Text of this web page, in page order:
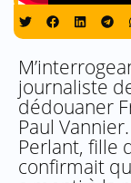
journaliste
dédouaner
Paul
Perlant, fille
confirmait